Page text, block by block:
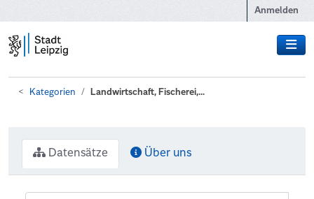
Anmelden
Kategorien Landwirtschaft, Fischerei,...
Datensätze Über uns